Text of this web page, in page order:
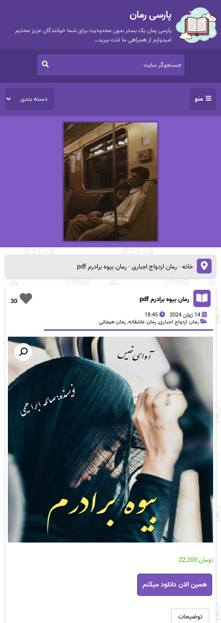
پارسی رمان
پارسی رمان یک بستر بدون محدودیت برای شما خوانندگان عزیز محترم
امیدوارم از همراهی ما لذت ببرید…
منو
خانه-رمان ازدواج اجباری-رمان بیوه برادرم pdf
30 رمان بیوه برادرم pdf
14 ژوئن 2024 18:45
رمان ازدواج اجباری,رمان عاشقانه,رمان هیجانی
تومان22,200
رمان
بیوه
برادرم
عدد
همین الان دانلود میکنم
توضیحات